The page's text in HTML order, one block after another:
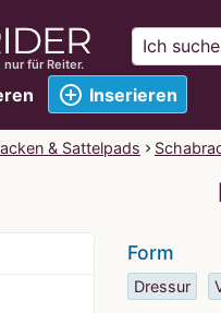
für Reiter.
add_circle_outline Inserieren
& Sattelpads
Form
Dressur